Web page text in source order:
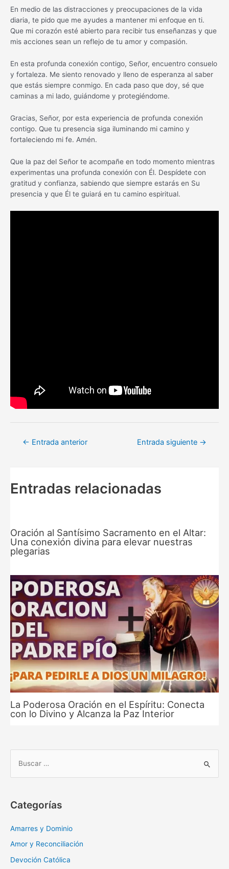
En medio de las distracciones y preocupaciones de la vida
diaria, te pido que me ayudes a mantener mi enfoque en ti.
Que mi corazón esté abierto para recibir tus enseñanzas y que
mis acciones sean un reflejo de tu amor y compasión.
En esta profunda conexión contigo, Señor, encuentro consuelo
y fortaleza. Me siento renovado y lleno de esperanza al saber
que estás siempre conmigo. En cada paso que doy, sé que
caminas a mi lado, guiándome y protegiéndome.
Gracias, Señor, por esta experiencia de profunda conexión
contigo. Que tu presencia siga iluminando mi camino y
fortaleciendo mi fe. Amén.
Que la paz del Señor te acompañe en todo momento mientras
experimentas una profunda conexión con Él. Despídete con
gratitud y confianza, sabiendo que siempre estarás en Su
presencia y que Él te guiará en tu camino espiritual.
Navegación
← Entrada anterior Entrada siguiente →
Entradas relacionadas
Oración al Santísimo Sacramento en el Altar:
Una conexión divina para elevar nuestras
plegarias
La Poderosa Oración en el Espíritu: Conecta
con lo Divino y Alcanza la Paz Interior
a
r
Categorías
Amarres y Dominio
Amor y Reconciliación
Devoción Católica